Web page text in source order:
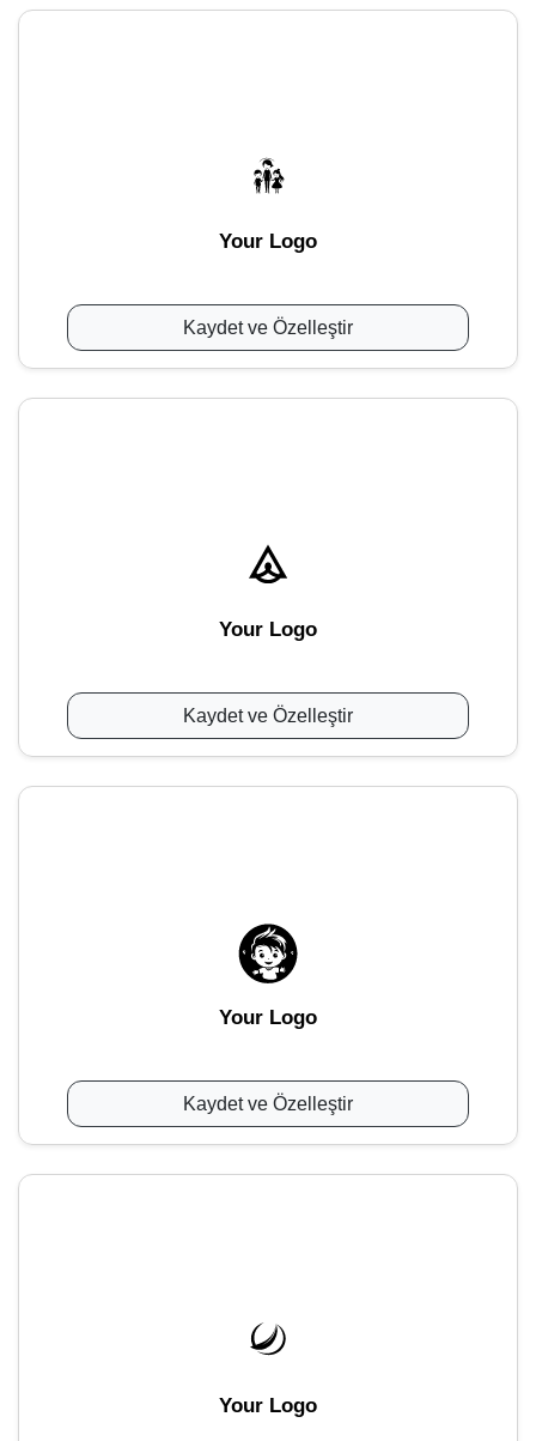
Your Logo
Kaydet ve Özelleştir
Your Logo
Kaydet ve Özelleştir
Your Logo
Kaydet ve Özelleştir
Your Logo